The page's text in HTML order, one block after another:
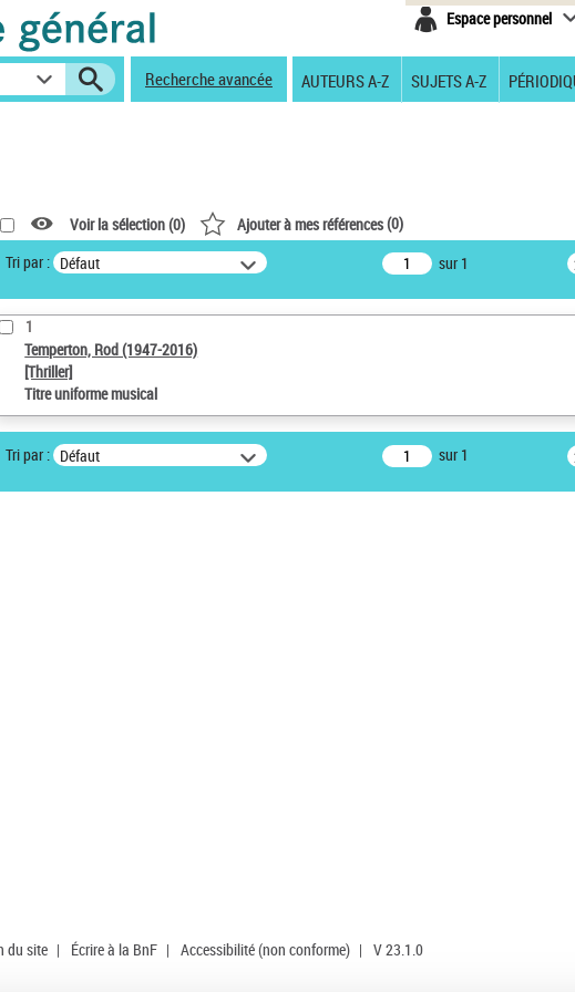
Espace personnel
Recherche avancée AUTEURS A-Z SUJETS A-Z
Voir la sélection (0) Ajouter à mes références(0)
Tri par : Défaut sur 1
1
Temperton, Rod (1947-2016)
[Thriller]
Titre uniforme musical
Tri par : Défaut sur 1
du site | Écrire à la BnF | Accessibilité (non conforme) | V 23.1.0